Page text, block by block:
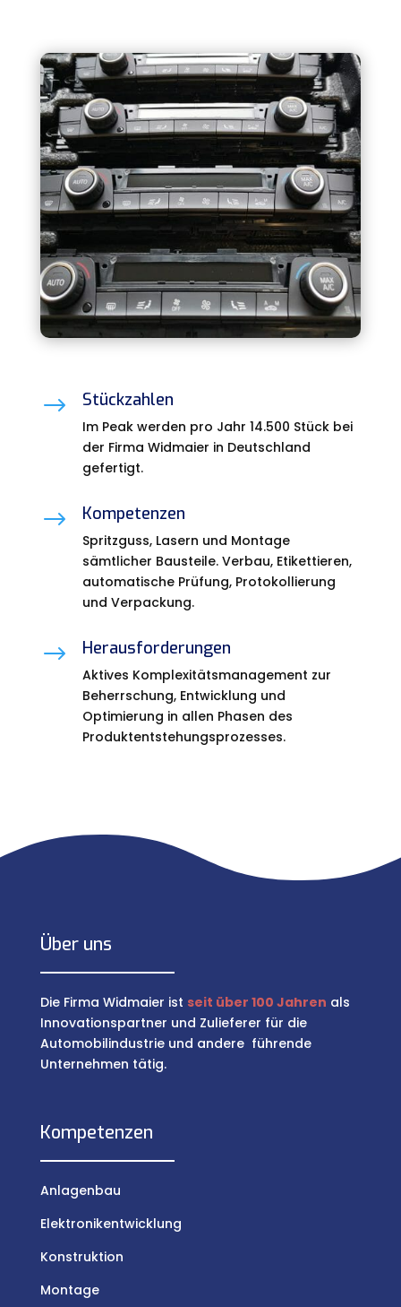
$ Stückzahlen
Im Peak werden pro Jahr 14.500 Stück bei
der Firma Widmaier in Deutschland
gefertigt.
$ Kompetenzen
Spritzguss, Lasern und Montage
sämtlicher Bausteile. Verbau, Etikettieren,
automatische Prüfung, Protokollierung
und Verpackung.
$ Herausforderungen
Aktives Komplexitätsmanagement zur
Beherrschung, Entwicklung und
Optimierung in allen Phasen des
Produktentstehungsprozesses.
Über uns
Die Firma Widmaier ist seit über 100 Jahren als
Innovationspartner und Zulieferer für die
Automobilindustrie und andere führende
Unternehmen tätig.
Kompetenzen
Anlagenbau
Elektronikentwicklung
Konstruktion
Montage